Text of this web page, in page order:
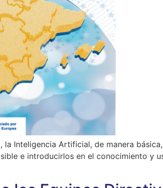
Inteligencia Artificial, de manera
e introducirlos en el conocimiento y